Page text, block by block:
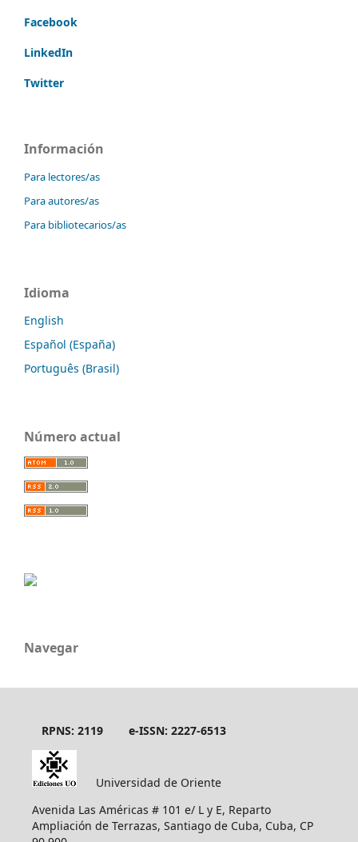
Facebook
LinkedIn
Twitter
Información
Para lectores/as
Para autores/as
Para bibliotecarios/as
Idioma
English
Español (España)
Português (Brasil)
Número actual
Navegar
RPNS: 2119 e-ISSN: 2227-6513
Universidad de Oriente
Avenida Las Américas # 101 e/ L y E, Reparto
Ampliación de Terrazas, Santiago de Cuba, Cuba, CP